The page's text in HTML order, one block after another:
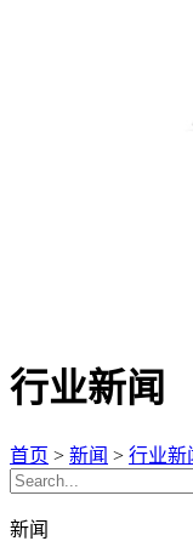
行业新闻
首页 > 新闻 > 行业新
新闻